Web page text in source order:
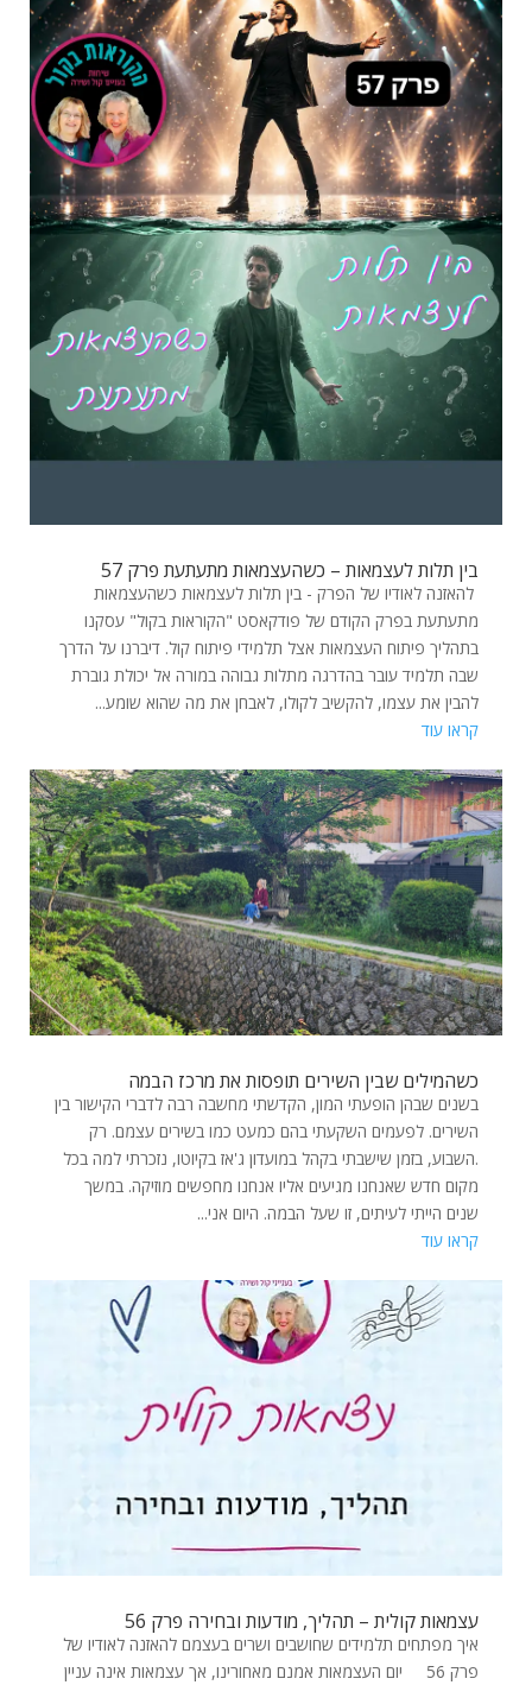
בין תלות לעצמאות – כשהעצמאות מתעתעת פרק 57
להאזנה לאודיו של הפרק - בין תלות לעצמאות כשהעצמאות
מתעתעת בפרק הקודם של פודקאסט "הקוראות בקול" עסקנו
בתהליך פיתוח העצמאות אצל תלמידי פיתוח קול. דיברנו על הדרך
שבה תלמיד עובר בהדרגה מתלות גבוהה במורה אל יכולת גוברת
להבין את עצמו, להקשיב לקולו, לאבחן את מה שהוא שומע...
קראו עוד
כשהמילים שבין השירים תופסות את מרכז הבמה
בשנים שבהן הופעתי המון, הקדשתי מחשבה רבה לדברי הקישור בין
השירים. לפעמים השקעתי בהם כמעט כמו בשירים עצמם. רק
.השבוע, בזמן שישבתי בקהל במועדון ג'אז בקיוטו, נזכרתי למה בכל
מקום חדש שאנחנו מגיעים אליו אנחנו מחפשים מוזיקה. במשך
שנים הייתי לעיתים, זו שעל הבמה. היום אני...
קראו עוד
עצמאות קולית – תהליך, מודעות ובחירה פרק 56
איך מפתחים תלמידים שחושבים ושרים בעצמם להאזנה לאודיו של
פרק 56 יום העצמאות אמנם מאחורינו, אך עצמאות אינה עניין